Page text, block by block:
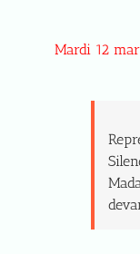
Mardi 12